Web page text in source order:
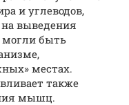
и углеводов,
выведения
могли быть
местах.
также
мышц.